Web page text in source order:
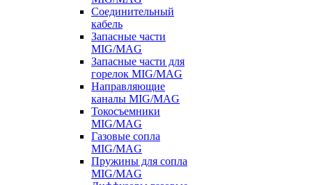
Соединительный
кабель
Запасные части
MIG/MAG
Запасные части для
горелок MIG/MAG
Направляющие
каналы MIG/MAG
Токосъемники
MIG/MAG
Газовые сопла
MIG/MAG
Пружины для сопла
MIG/MAG